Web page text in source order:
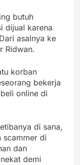
butuh
dijual karena
asalnya ke
Ridwan.
korban
bekerja
online di
di sana,
scammer di
dan
demi